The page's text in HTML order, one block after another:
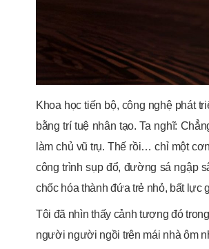
Khoa học tiến bộ, công nghệ phát
bằng trí tuệ nhân tạo. Ta nghĩ:
làm chủ vũ trụ. Thế rồi… chỉ một
công trình sụp đổ, đường sá ngập
chốc hóa thành đứa trẻ nhỏ, bất lực
Tôi đã nhìn thấy cảnh tượng đó
người người ngồi trên mái nhà ôm